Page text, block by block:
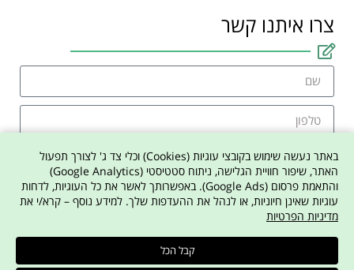
צרו איתנו קשר
אני מסכים למדיניות הפרטיות באתר
באתר נעשה שימוש בקובצי עוגיות (Cookies) וכלי צד ג' לצורך תפעול
האתר, שיפור חוויית הגלישה, ניתוח סטטיסטי (Google Analytics)
והתאמת פרסום (Google Ads). באפשרותך לאשר את כל העוגיות, לדחות
עוגיות שאינן חיוניות, או לנהל את ההעדפות שלך. למידע נוסף – קרא/י את
מדיניות הפרטיות
קבל הכל